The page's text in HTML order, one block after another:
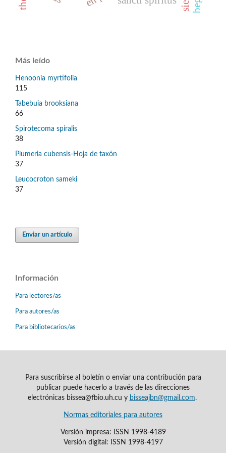
Más leído
Henoonia myrtifolia
115
Tabebuia brooksiana
66
Spirotecoma spiralis
38
Plumeria cubensis-Hoja de taxón
37
Leucocroton sameki
37
Enviar un artículo
Información
Para lectores/as
Para autores/as
Para bibliotecarios/as
Para suscribirse al boletín o enviar una contribución para
publicar puede hacerlo a través de las direcciones
electrónicas bissea@fbio.uh.cu y bisseajbn@gmail.com.
Normas editoriales para autores
Versión impresa: ISSN 1998-4189
Versión digital: ISSN 1998-4197